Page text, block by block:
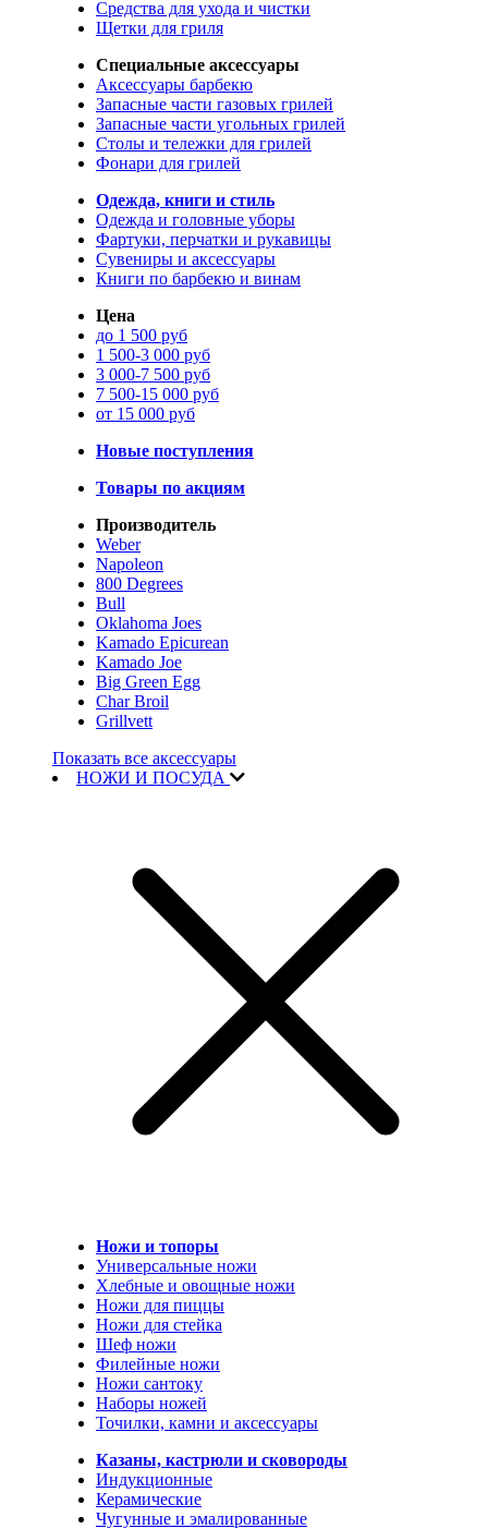
Средства для ухода и чистки
Щетки для гриля
Специальные аксессуары
Аксессуары барбекю
Запасные части газовых грилей
Запасные части угольных грилей
Столы и тележки для грилей
Фонари для грилей
Одежда, книги и стиль
Одежда и головные уборы
Фартуки, перчатки и рукавицы
Сувениры и аксессуары
Книги по барбекю и винам
Цена
до 1 500 руб
1 500-3 000 руб
3 000-7 500 руб
7 500-15 000 руб
от 15 000 руб
Новые поступления
Товары по акциям
Производитель
Weber
Napoleon
800 Degrees
Bull
Oklahoma Joes
Kamado Epicurean
Kamado Joe
Big Green Egg
Char Broil
Grillvett
Показать все аксессуары
НОЖИ И ПОСУДА
Ножи и топоры
Универсальные ножи
Хлебные и овощные ножи
Ножи для пиццы
Ножи для стейка
Шеф ножи
Филейные ножи
Ножи сантоку
Наборы ножей
Точилки, камни и аксессуары
Казаны, кастрюли и сковороды
Индукционные
Керамические
Чугунные и эмалированные